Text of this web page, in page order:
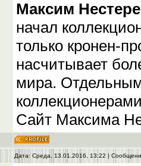
Максим
начал
только кронен-
насчитывает
мира.
Сайт Максима
Дата: Среда, 13.01.2016, 13:22 |